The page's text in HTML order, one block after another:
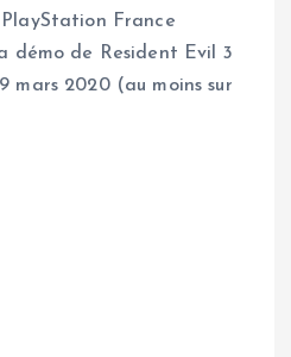
PlayStation France
démo de Resident Evil 3
mars 2020 (au moins sur